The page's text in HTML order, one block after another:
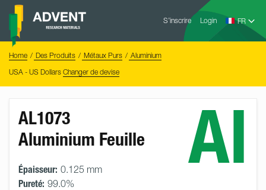
Skip
content
S’inscrire Login
Advent
Home Des Produits Métaux Purs
Aluminium
USA - US Dollars Changer de devise
Al
AL1073
Aluminium Feuille
Épaisseur: 0.125 mm
Pureté: 99.0%